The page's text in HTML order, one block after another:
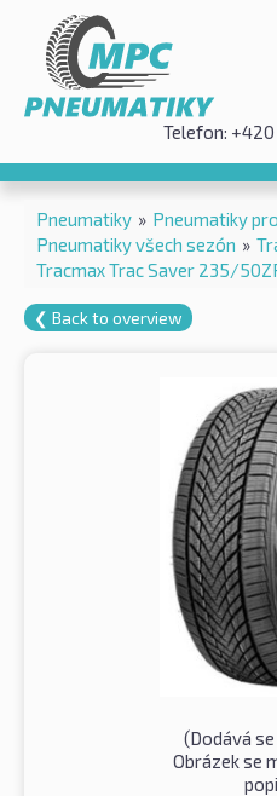
Telefon: +420
Pneumatiky » Pneumatiky
Pneumatiky všech sezón »
Tracmax Trac Saver 235/
❮ Back to overview
(Dodává
Obrázek se